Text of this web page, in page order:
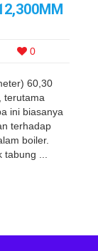
0
60,30
terutama
ini biasanya
terhadap
boiler.
...